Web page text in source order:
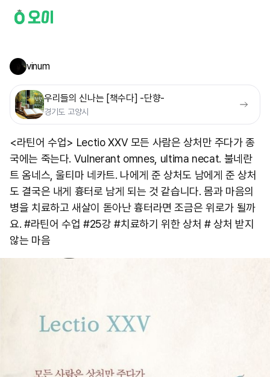
vinum
우리들의 신나는 [책수다] -단향-
경기도 고양시
<라틴어 수업> Lectio XXV 모든 사람은 상처만 주다가 종
국에는 죽는다. Vulnerant omnes, ultima necat. 불네란
트 옴네스, 울티마 네카트. 나에게 준 상처도 남에게 준 상처
도 결국은 내게 흉터로 남게 되는 것 같습니다. 몸과 마음의
병을 치료하고 새살이 돋아난 흉터라면 조금은 위로가 될까
요. #라틴어 수업 #25강 #치료하기 위한 상처 # 상처 받지
않는 마음